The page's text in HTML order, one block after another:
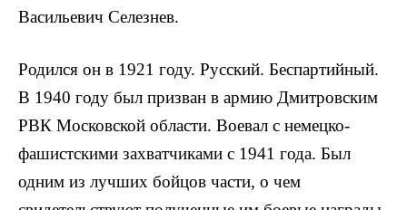
Васильевич Селезнев.
Родился он в 1921 году. Русский. Беспартийный.
В 1940 году был призван в армию Дмитровским
РВК Московской области. Воевал с немецко-
фашистскими захватчиками с 1941 года. Был
одним из лучших бойцов части, о чем